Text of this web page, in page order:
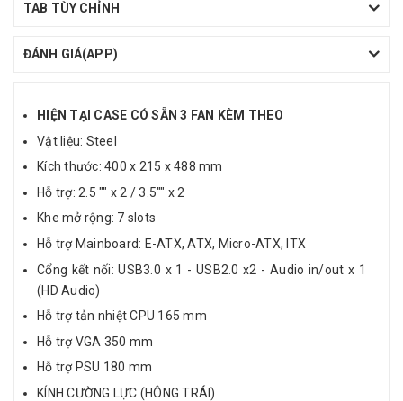
TAB TÙY CHỈNH
ĐÁNH GIÁ(APP)
HIỆN TẠI CASE CÓ SẴN 3 FAN KÈM THEO
Vật liệu: Steel
Kích thước: 400 x 215 x 488 mm
Hỗ trợ: 2.5 "" x 2 / 3.5"" x 2
Khe mở rộng: 7 slots
Hỗ trợ Mainboard: E-ATX, ATX, Micro-ATX, ITX
Cổng kết nối: USB3.0 x 1 - USB2.0 x2 - Audio in/out x 1
(HD Audio)
Hỗ trợ tản nhiệt CPU 165 mm
Hỗ trợ VGA 350 mm
Hỗ trợ PSU 180 mm
KÍNH CƯỜNG LỰC (HÔNG TRÁI)